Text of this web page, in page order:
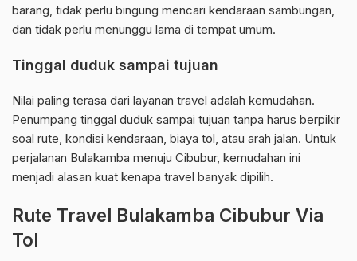
barang, tidak perlu bingung mencari kendaraan sambungan,
dan tidak perlu menunggu lama di tempat umum.
Tinggal duduk sampai tujuan
Nilai paling terasa dari layanan travel adalah kemudahan.
Penumpang tinggal duduk sampai tujuan tanpa harus berpikir
soal rute, kondisi kendaraan, biaya tol, atau arah jalan. Untuk
perjalanan Bulakamba menuju Cibubur, kemudahan ini
menjadi alasan kuat kenapa travel banyak dipilih.
Rute Travel Bulakamba Cibubur Via
Tol